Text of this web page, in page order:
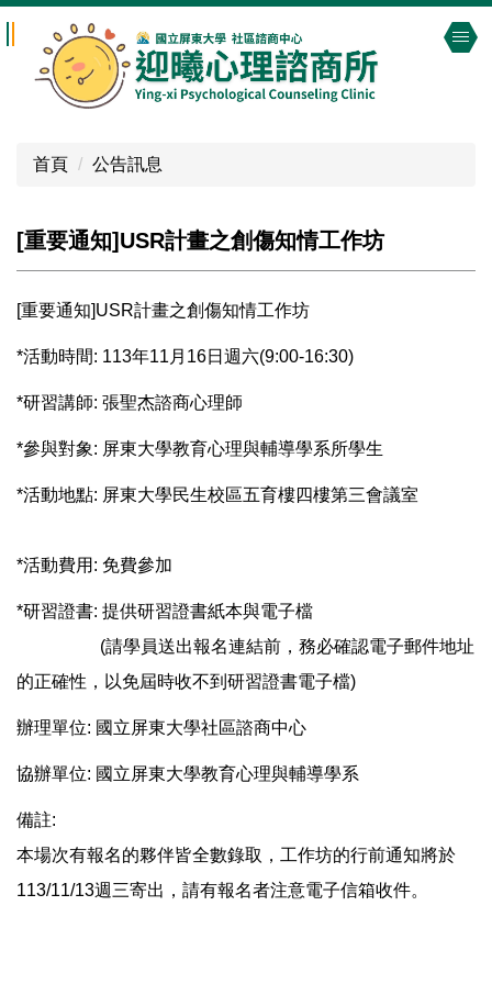
到
首頁 公告訊息
[重要通知]USR計畫之創傷知情工作坊
[重要通知]USR計畫之創傷知情工作坊
*活動時間: 113年11月16日週六(9:00-16:30)
*研習講師: 張聖杰諮商心理師
*參與對象: 屏東大學教育心理與輔導學系所學生
*活動地點: 屏東大學民生校區五育樓四樓第三會議室
*活動費用: 免費參加
*研習證書: 提供研習證書紙本與電子檔
(請學員送出報名連結前，務必確認電子郵件地址
的正確性，以免屆時收不到研習證書電子檔)
辦理單位: 國立屏東大學社區諮商中心
協辦單位: 國立屏東大學教育心理與輔導學系
備註:
本場次有報名的夥伴皆全數錄取，工作坊的行前通知將於
113/11/13週三寄出，請有報名者注意電子信箱收件。